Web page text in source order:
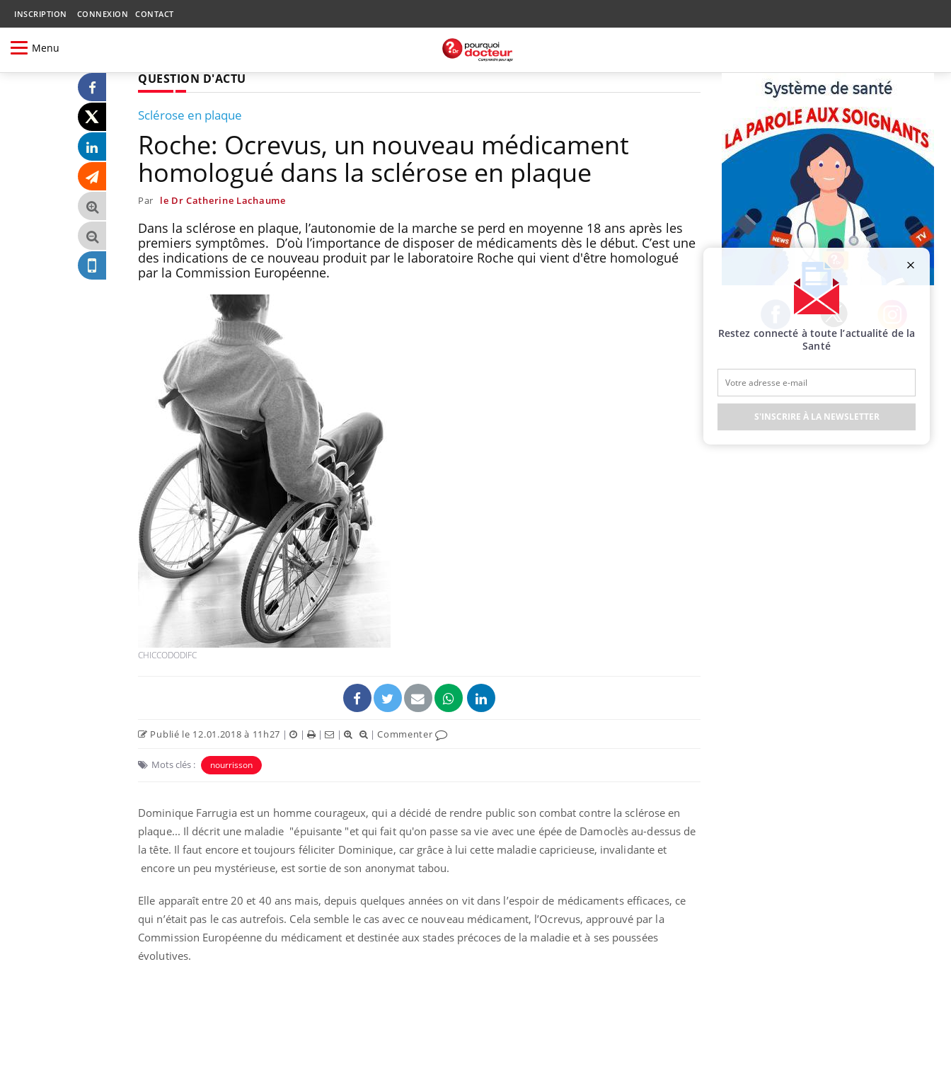
INSCRIPTION CONNEXION CONTACT
Menu
QUESTION D'ACTU
Sclérose en plaque
Roche: Ocrevus, un nouveau médicament
homologué dans la sclérose en plaque
Par le Dr Catherine Lachaume
Dans la sclérose en plaque, l’autonomie de la marche se perd en moyenne 18 ans après les
premiers symptômes. D’où l’importance de disposer de médicaments dès le début. C’est une
des indications de ce nouveau produit par le laboratoire Roche qui vient d'être homologué
par la Commission Européenne.
CHICCODODIFC
Publié le 12.01.2018 à 11h27 | | | | |Commenter
Mots clés : nourrisson
Dominique Farrugia est un homme courageux, qui a décidé de rendre public son combat contre la sclérose en
plaque... Il décrit une maladie "épuisante "et qui fait qu'on passe sa vie avec une épée de Damoclès au-dessus de
la tête. Il faut encore et toujours féliciter Dominique, car grâce à lui cette maladie capricieuse, invalidante et
encore un peu mystérieuse, est sortie de son anonymat tabou.
Elle apparaît entre 20 et 40 ans mais, depuis quelques années on vit dans l’espoir de médicaments efficaces, ce
qui n’était pas le cas autrefois. Cela semble le cas avec ce nouveau médicament, l’Ocrevus, approuvé par la
Commission Européenne du médicament et destinée aux stades précoces de la maladie et à ses poussées
évolutives.
Facebook Twitter Instagram
Restez connecté à toute l’actualité de la
Santé
S'INSCRIRE À LA NEWSLETTER